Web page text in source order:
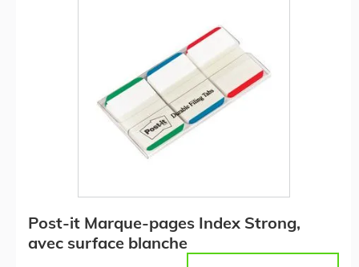
Post-it Marque-pages Index Strong,
avec surface blanche